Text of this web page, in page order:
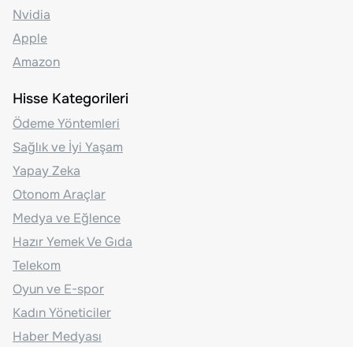
Nvidia
Apple
Amazon
Hisse Kategorileri
Ödeme Yöntemleri
Sağlık ve İyi Yaşam
Yapay Zeka
Otonom Araçlar
Medya ve Eğlence
Hazır Yemek Ve Gıda
Telekom
Oyun ve E-spor
Kadın Yöneticiler
Haber Medyası